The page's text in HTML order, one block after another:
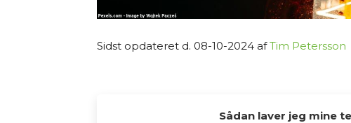
Sidst opdateret d. 08-10-2024 afTim Petersson
Sådan laver jeg mine